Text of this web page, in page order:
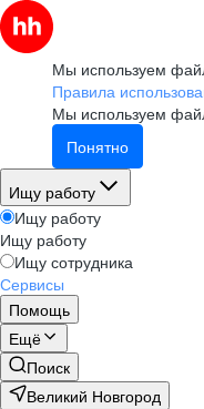
Мы используем
Правила
Мы используем
Понятно
Ищу работу
Ищу работу
Ищу работу
Ищу сотрудника
Сервисы
Помощь
Ещё
Поиск
Великий Новгород